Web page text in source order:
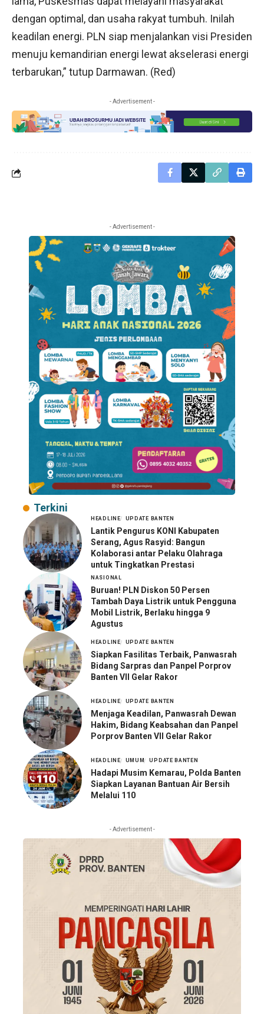
dengan optimal, dan usaha rakyat tumbuh. Inilah
keadilan energi. PLN siap menjalankan visi Presiden
menuju kemandirian energi lewat akselerasi energi
terbarukan,” tutup Darmawan. (Red)
- Advertisement -
- Advertisement -
Terkini
HEADLINE UPDATE BANTEN
Lantik Pengurus KONI Kabupaten
Serang, Agus Rasyid: Bangun
Kolaborasi antar Pelaku Olahraga
untuk Tingkatkan Prestasi
NASIONAL
Buruan! PLN Diskon 50 Persen
Tambah Daya Listrik untuk Pengguna
Mobil Listrik, Berlaku hingga 9
Agustus
HEADLINE UPDATE BANTEN
Siapkan Fasilitas Terbaik, Panwasrah
Bidang Sarpras dan Panpel Porprov
Banten VII Gelar Rakor
HEADLINE UPDATE BANTEN
Menjaga Keadilan, Panwasrah Dewan
Hakim, Bidang Keabsahan dan Panpel
Porprov Banten VII Gelar Rakor
HEADLINE UMUM UPDATE BANTEN
Hadapi Musim Kemarau, Polda Banten
Siapkan Layanan Bantuan Air Bersih
Melalui 110
- Advertisement -